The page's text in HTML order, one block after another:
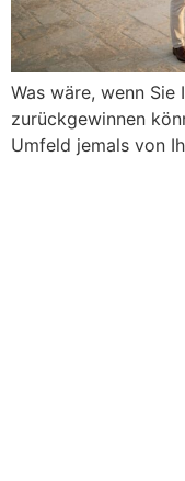
Was wäre, wenn
zurückgewinnen
Umfeld jemals von